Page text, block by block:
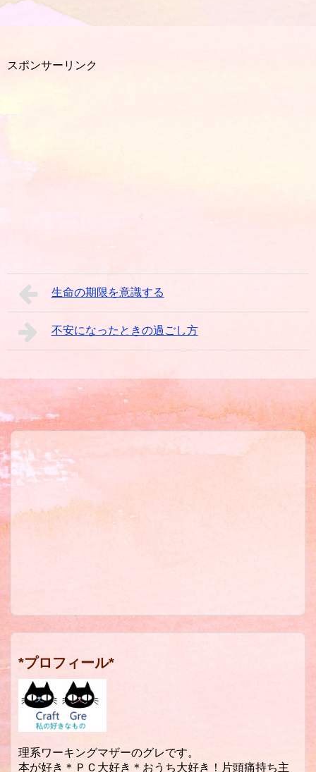
スポンサーリンク
生命の期限を意識する
不安になったときの過ごし方
*プロフィール*
理系ワーキングマザーのグレです。
本が好き＊ＰＣ大好き＊おうち大好き！片頭痛持ち主